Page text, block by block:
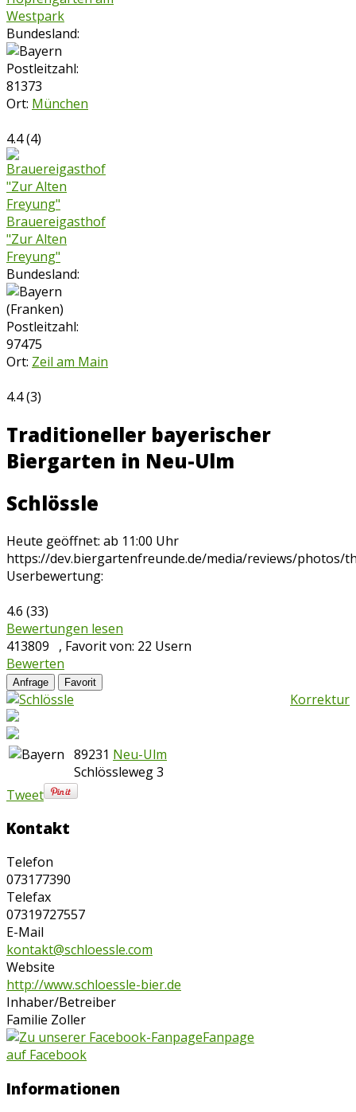
Westpark
Bundesland:
Postleitzahl:
81373
Ort: München
4.4(4)
Brauereigasthof
"Zur Alten
Freyung"
Bundesland:
Postleitzahl:
97475
Ort: Zeil am Main
4.4(3)
Traditioneller bayerischer
Biergarten in Neu-Ulm
Schlössle
Heute geöffnet: ab 11:00 Uhr
https://dev.biergartenfreunde.de/media/reviews/photos/
Userbewertung:
4.6 (33)
Bewertungen lesen
413809
, Favorit von: 22 Usern
Bewerten
Anfrage Favorit
Korrektur
89231 Neu-Ulm
Schlössleweg 3
Tweet
Kontakt
Telefon
073177390
Telefax
07319727557
E-Mail
kontakt@schloessle.com
Website
http://www.schloessle-bier.de
Inhaber/Betreiber
Familie Zoller
Fanpage
auf Facebook
Informationen